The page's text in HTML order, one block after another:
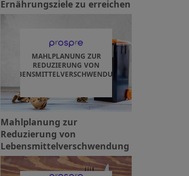
Ernährungsziele zu erreichen
MAHLPLANUNG ZUR
REDUZIERUNG VON
LEBENSMITTELVERSCHWENDUNG
Mahlplanung zur
Reduzierung von
Lebensmittelverschwendung